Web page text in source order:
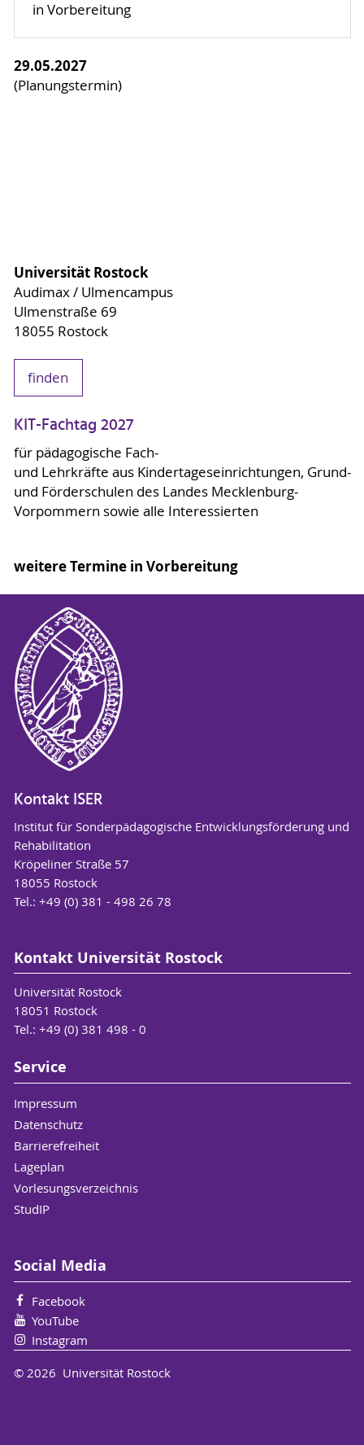
in Vorbereitung
29.05.2027
(Planungstermin)
Universität Rostock
Audimax / Ulmencampus
Ulmenstraße 69
18055 Rostock
finden
KIT-Fachtag 2027
für pädagogische Fach-
und Lehrkräfte aus Kindertageseinrichtungen, Grund-
und Förderschulen des Landes Mecklenburg-
Vorpommern sowie alle Interessierten
weitere Termine in Vorbereitung
Kontakt ISER
Institut für Sonderpädagogische Entwicklungsförderung und
Rehabilitation
Kröpeliner Straße 57
18055 Rostock
Tel.: +49 (0) 381 - 498 26 78
Kontakt Universität Rostock
Universität Rostock
18051 Rostock
Tel.: +49 (0) 381 498 - 0
Service
Impressum
Datenschutz
Barrierefreiheit
Lageplan
Vorlesungsverzeichnis
StudIP
Social Media
Facebook
YouTube
Instagram
© 2026 Universität Rostock